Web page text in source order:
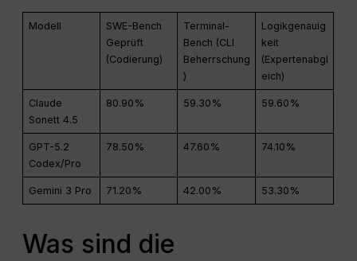
Modell
SWE-Bench
Geprüft
(Codierung)
Terminal-
Bench (CLI
Beherrschung
)
Logikgenauig
keit
(Expertenabgl
eich)
Claude
Sonett 4.5
80.90% 59.30% 59.60%
GPT-5.2
Codex/Pro
78.50% 47.60% 74.10%
Gemini 3 Pro 71.20% 42.00% 53.30%
Was sind die